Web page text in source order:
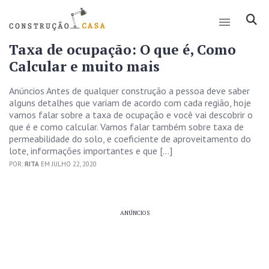
Taxa de ocupação: O que é, Como
Calcular e muito mais
Anúncios Antes de qualquer construção a pessoa deve saber
alguns detalhes que variam de acordo com cada região, hoje
vamos falar sobre a taxa de ocupação e você vai descobrir o
que é e como calcular. Vamos falar também sobre taxa de
permeabilidade do solo, e coeficiente de aproveitamento do
lote, informações importantes e que […]
POR: RITA EM JULHO 22, 2020
ANÚNCIOS